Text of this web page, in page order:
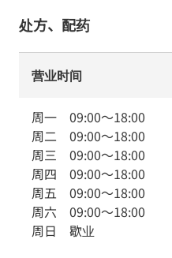
处方、配药
营业时间
周一 09:00～18:00
周二 09:00～18:00
周三 09:00～18:00
周四 09:00～18:00
周五 09:00～18:00
周六 09:00～18:00
周日 歇业